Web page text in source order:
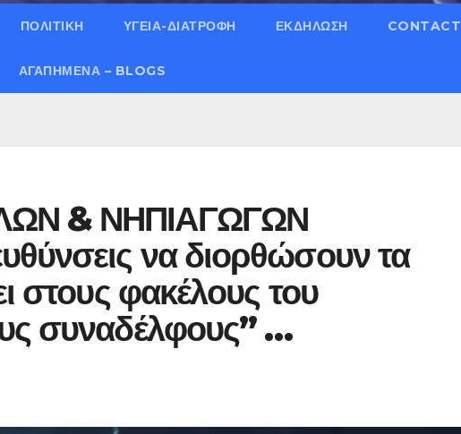
ΠΟΛΙΤΙΚΗ ΥΓΕΙΑ-ΔΙΑΤΡΟΦΗ ΕΚΔΗΛΩΣΗ CONTACT
ΑΓΑΠΗΜΈΝΑ – BLOGS
& ΝΗΠΙΑΓΩΓΩΝ
να διορθώσουν τα
στους φακέλους του
συναδέλφους” …